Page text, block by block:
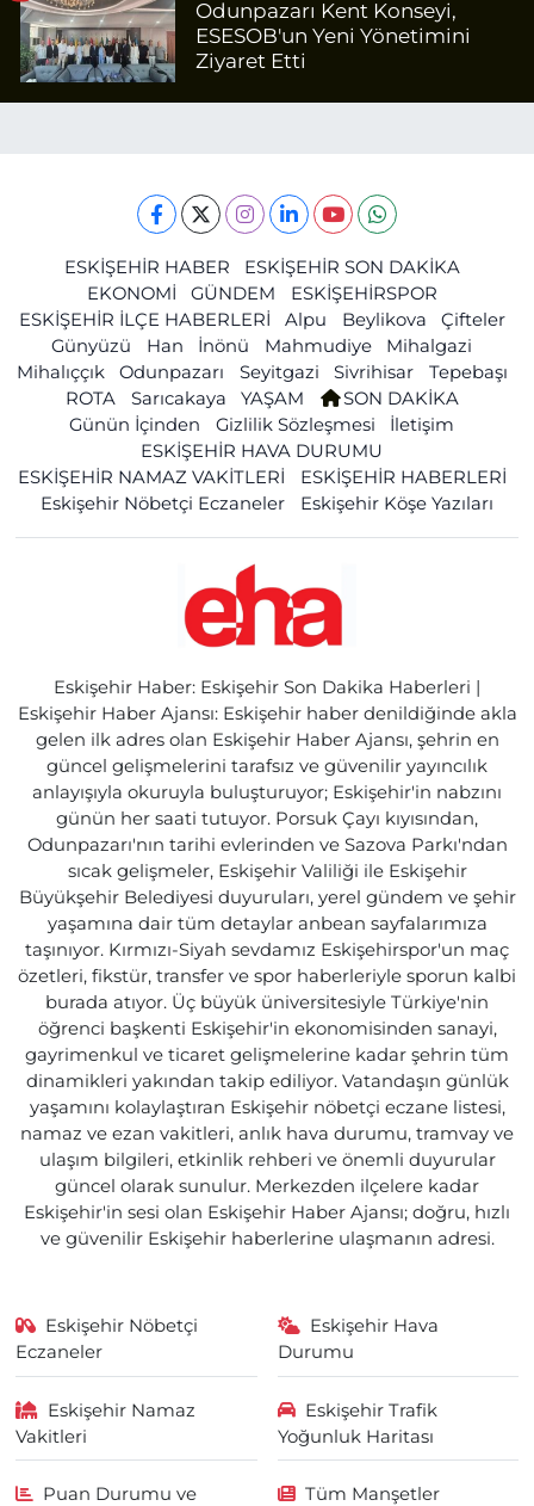
Odunpazarı Kent Konseyi,
ESESOB'un Yeni Yönetimini
Ziyaret Etti
ESKİŞEHİR HABER
ESKİŞEHİR SON DAKİKA
EKONOMİ
GÜNDEM
ESKİŞEHİRSPOR
ESKİŞEHİR İLÇE HABERLERİ
Alpu Beylikova
Çifteler
Günyüzü
Han İnönü Mahmudiye
Mihalgazi
Mihalıççık
Odunpazarı Seyitgazi Sivrihisar
Tepebaşı
ROTA
Sarıcakaya YAŞAM
SON DAKİKA
Günün İçinden
Gizlilik Sözleşmesi
İletişim
ESKİŞEHİR HAVA DURUMU
ESKİŞEHİR NAMAZ VAKİTLERİ
ESKİŞEHİR HABERLERİ
Eskişehir Nöbetçi Eczaneler
Eskişehir Köşe Yazıları
Eskişehir Haber: Eskişehir Son Dakika Haberleri |
Eskişehir Haber Ajansı: Eskişehir haber denildiğinde akla
gelen ilk adres olan Eskişehir Haber Ajansı, şehrin en
güncel gelişmelerini tarafsız ve güvenilir yayıncılık
anlayışıyla okuruyla buluşturuyor; Eskişehir'in nabzını
günün her saati tutuyor. Porsuk Çayı kıyısından,
Odunpazarı'nın tarihi evlerinden ve Sazova Parkı'ndan
sıcak gelişmeler, Eskişehir Valiliği ile Eskişehir
Büyükşehir Belediyesi duyuruları, yerel gündem ve şehir
yaşamına dair tüm detaylar anbean sayfalarımıza
taşınıyor. Kırmızı-Siyah sevdamız Eskişehirspor'un maç
özetleri, fikstür, transfer ve spor haberleriyle sporun kalbi
burada atıyor. Üç büyük üniversitesiyle Türkiye'nin
öğrenci başkenti Eskişehir'in ekonomisinden sanayi,
gayrimenkul ve ticaret gelişmelerine kadar şehrin tüm
dinamikleri yakından takip ediliyor. Vatandaşın günlük
yaşamını kolaylaştıran Eskişehir nöbetçi eczane listesi,
namaz ve ezan vakitleri, anlık hava durumu, tramvay ve
ulaşım bilgileri, etkinlik rehberi ve önemli duyurular
güncel olarak sunulur. Merkezden ilçelere kadar
Eskişehir'in sesi olan Eskişehir Haber Ajansı; doğru, hızlı
ve güvenilir Eskişehir haberlerine ulaşmanın adresi.
Eskişehir Nöbetçi
Eczaneler
Eskişehir Hava
Durumu
Eskişehir Namaz
Vakitleri
Eskişehir Trafik
Yoğunluk Haritası
Puan Durumu ve
Tüm Manşetler